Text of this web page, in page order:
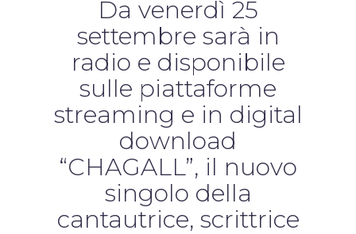
Da venerdì 25
settembre sarà in
radio e disponibile
sulle piattaforme
streaming e in digital
download
“CHAGALL”, il nuovo
singolo della
cantautrice, scrittrice